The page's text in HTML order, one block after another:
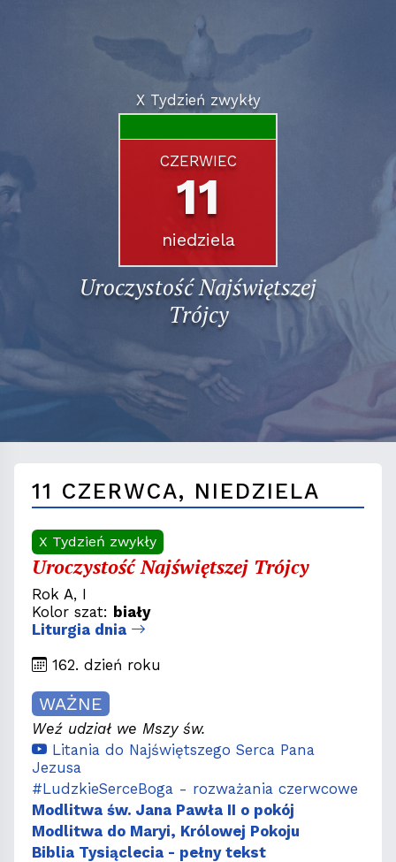
X Tydzień zwykły
CZERWIEC
11
niedziela
Uroczystość Najświętszej
Trójcy
11 CZERWCA, NIEDZIELA
X Tydzień zwykły
Uroczystość Najświętszej Trójcy
Rok A, I
Kolor szat: biały
Liturgia dnia
162. dzień roku
WAŻNE
Weź udział we Mszy św.
Litania do Najświętszego Serca Pana
Jezusa
#LudzkieSerceBoga - rozważania czerwcowe
Modlitwa św. Jana Pawła II o pokój
Modlitwa do Maryi, Królowej Pokoju
Biblia Tysiąclecia - pełny tekst